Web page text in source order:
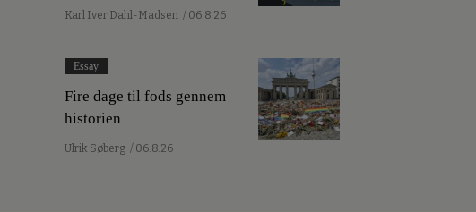
Karl Iver Dahl-Madsen / 06.8.26
Essay
Fire dage til fods gennem
historien
Ulrik Søberg / 06.8.26